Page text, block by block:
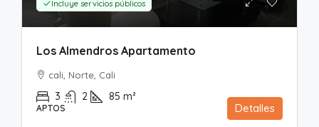
Incluye servicios públicos
Los Almendros Apartamento
cali, Norte, Cali
3 2 85 m²
APTOS Detalles